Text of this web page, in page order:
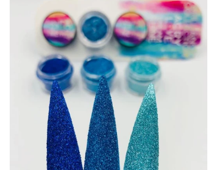
*****EFECTOS EN GEL**** EFECTOS ESPEJO METALICOS
DECORACIONES (Glitter, Foil, Estoperoles...)
Stickers & Tattoos para uñas
Herramientas